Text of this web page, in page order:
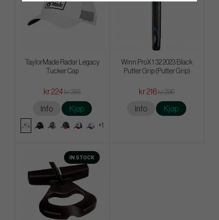
TaylorMade Radar Legacy
Tucker Cap
kr 224kr 288
Info Kjøp
+1
Winn ProX 1.32 2023 Black
Putter Grip (Putter Grip)
kr 216kr 296
Info Kjøp
IN STOCK